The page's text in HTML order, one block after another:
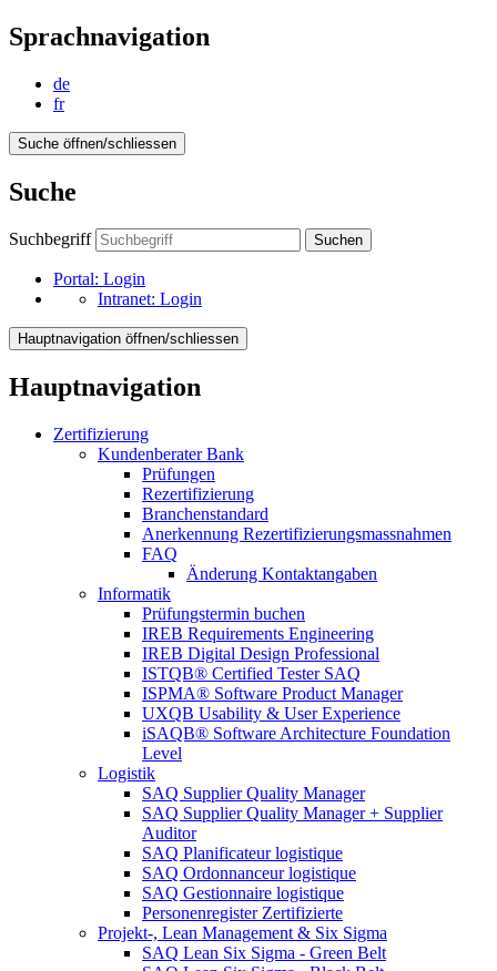
Sprachnavigation
de
fr
Suche öffnen/schliessen
Suche
Suchbegriff Suchen
Portal: Login
Intranet: Login
Hauptnavigation öffnen/schliessen
Hauptnavigation
Zertifizierung
Kundenberater Bank
Prüfungen
Rezertifizierung
Branchenstandard
Anerkennung Rezertifizierungsmassnahmen
FAQ
Änderung Kontaktangaben
Informatik
Prüfungstermin buchen
IREB Requirements Engineering
IREB Digital Design Professional
ISTQB® Certified Tester SAQ
ISPMA® Software Product Manager
UXQB Usability & User Experience
iSAQB® Software Architecture Foundation
Level
Logistik
SAQ Supplier Quality Manager
SAQ Supplier Quality Manager + Supplier
Auditor
SAQ Planificateur logistique
SAQ Ordonnanceur logistique
SAQ Gestionnaire logistique
Personenregister Zertifizierte
Projekt-, Lean Management & Six Sigma
SAQ Lean Six Sigma - Green Belt